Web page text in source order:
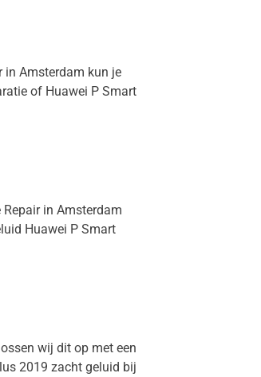
in Amsterdam kun je
of Huawei P Smart
in Amsterdam
Huawei P Smart
wij dit op met een
2019 zacht geluid bij